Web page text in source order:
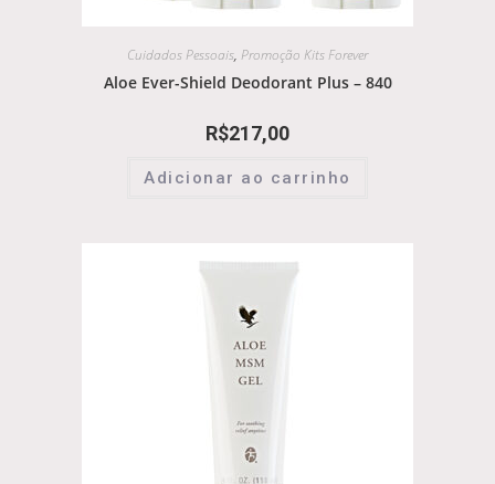
Cuidados Pessoais, Promoção Kits Forever
Aloe Ever-Shield Deodorant Plus – 840
R$217,00
Adicionar ao carrinho